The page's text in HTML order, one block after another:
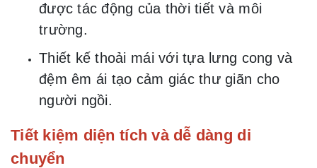
được tác động của thời tiết và môi
trường.
Thiết kế thoải mái với tựa lưng cong và
đệm êm ái tạo cảm giác thư giãn cho
người ngồi.
Tiết kiệm diện tích và dễ dàng di
chuyển